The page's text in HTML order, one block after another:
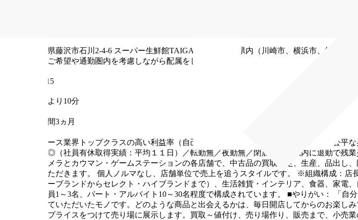
神奈川県藤沢市石川2-4-6 スーパー生鮮館TAIGA 2F
※神奈川県内（川崎市、横浜市、横須賀
舗へ、ご希望や通勤圏内を考慮しながら配属をしております。
252-0815
藤沢ICより10分
試用期間3ヵ月
【リユース業界トップクラスの高い利益率（自己資本比率６１％）／明確な評価制度で公
暇取得◎（社員有休取得実績：平均１１日）／転勤無／夜勤無／閉店後15分以内に退勤で残
ン・カメラとカウマン・ゲームステーションの各店舗で、中古品の買取査定、生産、品出し
っていただきます。
個人ノルマなし、店舗単位で売上を追うスタイルです。 ※組織構成：店
ル（ノーブランドからセレクト・ハイブランドまで）、生活雑貨・インテリア、食器、家
り、社員1～3名、パート・アルバイト10～30名程度で構成されています。
■やりがい：
「自
ら売っていただいたモノです。どのような商品と出会えるかは、毎日開店してからのお楽し
にし、プライスをつけて売り場に展示します。買取～値付け、売り場作り、販売まで、小売